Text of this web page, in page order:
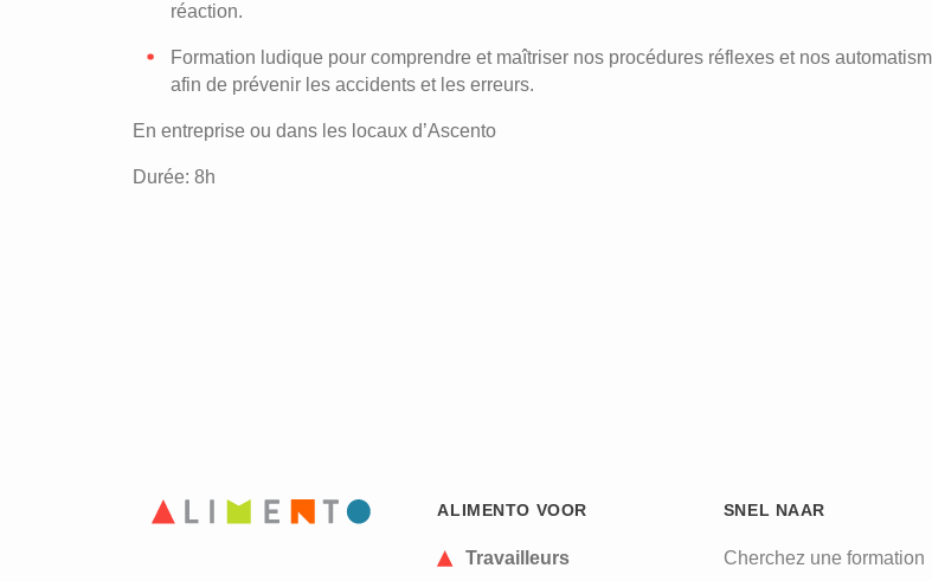
réaction.
Formation ludique pour comprendre et maîtriser nos procédures réflexes et nos
afin de prévenir les accidents et les erreurs.
En entreprise ou dans les locaux d’Ascento
Durée: 8h
ALIMENTO VOOR
Travailleurs
SNEL NAAR
Cherchez une formation